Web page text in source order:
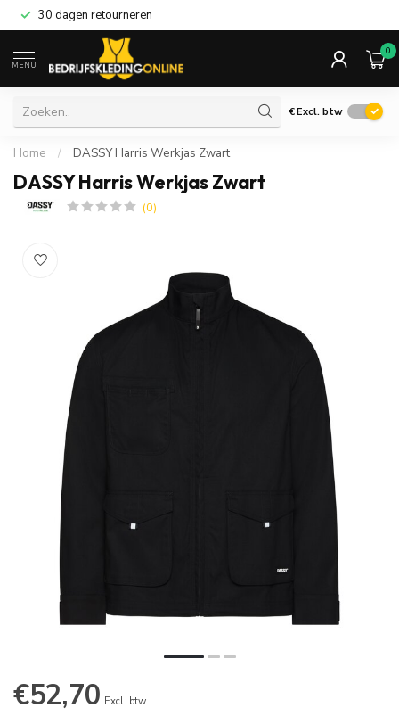
30 dagen retourneren
MENU
0
€Excl. btw
Home / DASSY Harris Werkjas Zwart
DASSY Harris Werkjas Zwart
(0)
€52,70 Excl. btw